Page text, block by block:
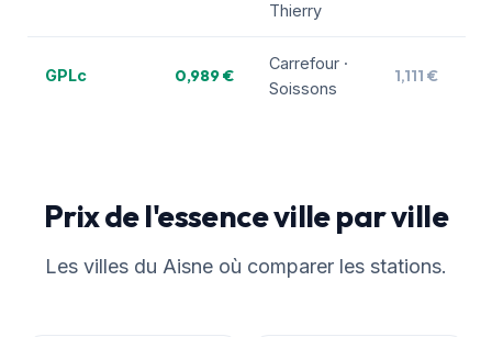
Thierry
GPLc 0,989 €
Carrefour ·
Soissons
1,111 €
Prix de l'essence ville par ville
Les villes du Aisne où comparer les stations.